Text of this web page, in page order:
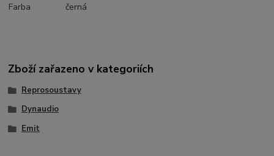
Farba
černá
Zboží zařazeno v kategoriích
Reprosoustavy
Dynaudio
Emit